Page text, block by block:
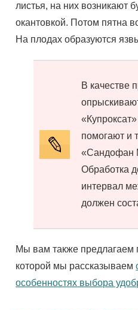
листья, на них возникают
окантовкой. Потом пятна
На плодах образуются
В качестве
помогают и
«Сандофан
Обработка
интервал
должен
Мы вам также предлагаем
которой мы рассказываем
особенностях выбора